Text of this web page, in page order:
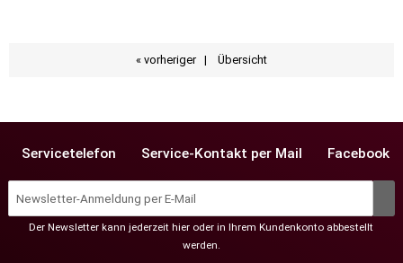
« vorheriger| Übersicht
Servicetelefon Service-Kontakt per Mail Facebook
Der Newsletter kann jederzeit hier oder in Ihrem Kundenkonto abbestellt
werden.